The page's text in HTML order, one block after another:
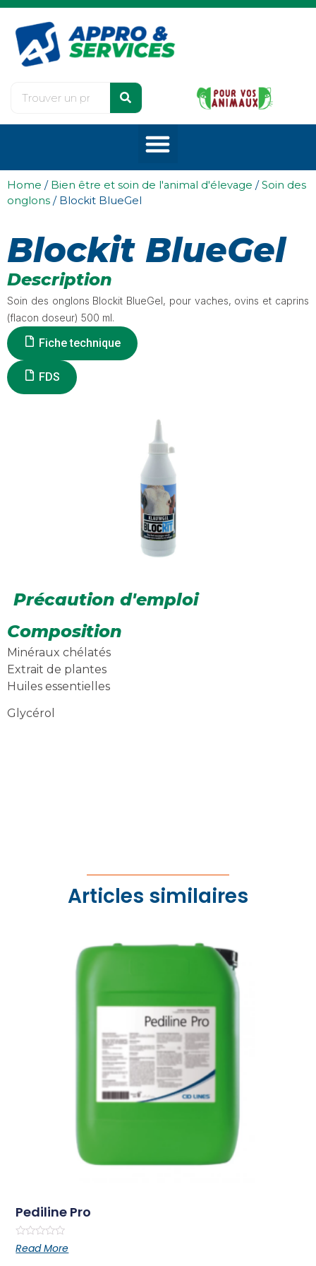
Home / Bien être et soin de l'animal d'élevage /Soin des
onglons / Blockit BlueGel
Blockit BlueGel
Description
Soin des onglons Blockit BlueGel, pour vaches, ovins et caprins
(flacon doseur) 500 ml.
Fiche technique
FDS
Précaution d'emploi
Composition
Minéraux chélatés
Extrait de plantes
Huiles essentielles
Glycérol
Articles similaires
Pediline Pro
Rated
0
Read More